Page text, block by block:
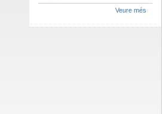
Veure més